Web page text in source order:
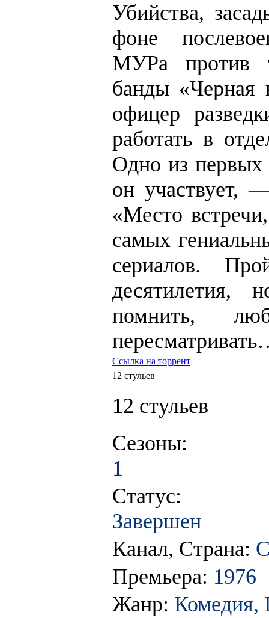
Убийства,
фоне
МУРа против
банды «Черная
офицер
работать в
Одно из первых
он участвует,
«Место
самых
сериалов.
десятилетия,
помнить,
Ссылка на торрент
12 стульев
12 стульев
Сезоны:
1
Статус:
Завершен
Канал, Страна:
Премьера: 1976
Жанр: Комедия,